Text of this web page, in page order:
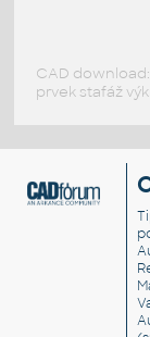
CAD
prvek stafáž